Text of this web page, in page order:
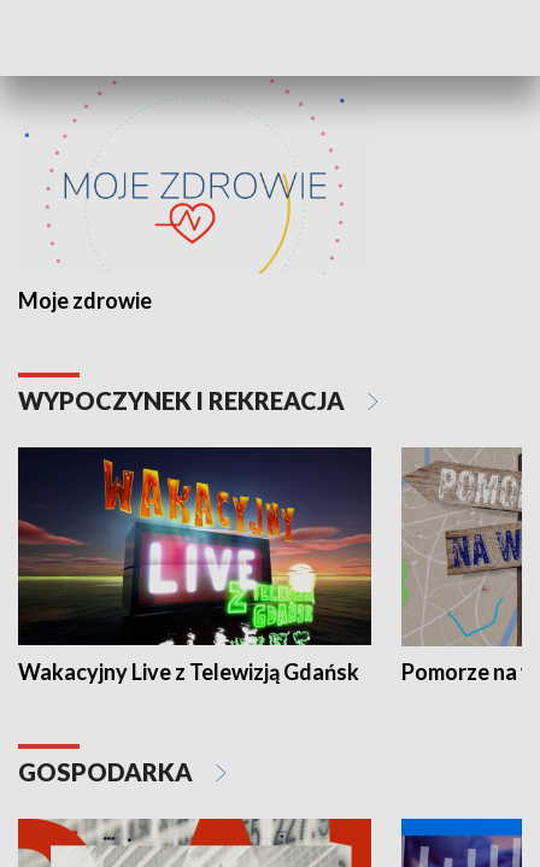
Moje zdrowie
WYPOCZYNEK I REKREACJA
Wakacyjny Live z Telewizją Gdańsk Pomorze na
GOSPODARKA